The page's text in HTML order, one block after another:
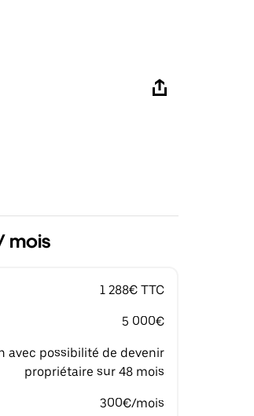
mois
1 288€ TTC
5 000€
avec possibilité de devenir
propriétaire sur 48 mois
300€/mois